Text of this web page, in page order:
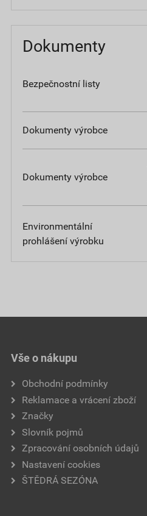
Dokumenty
Bezpečnostní listy
Dokumenty výrobce
Dokumenty výrobce
Environmentální
prohlášení výrobku
Vše o nákupu
Obchodní podmínky
Reklamace a vrácení zboží
Značky
Slovník pojmů
Zpracování osobních údajů
Nastavení cookies
ŠTĚDRÁ SEZÓNA